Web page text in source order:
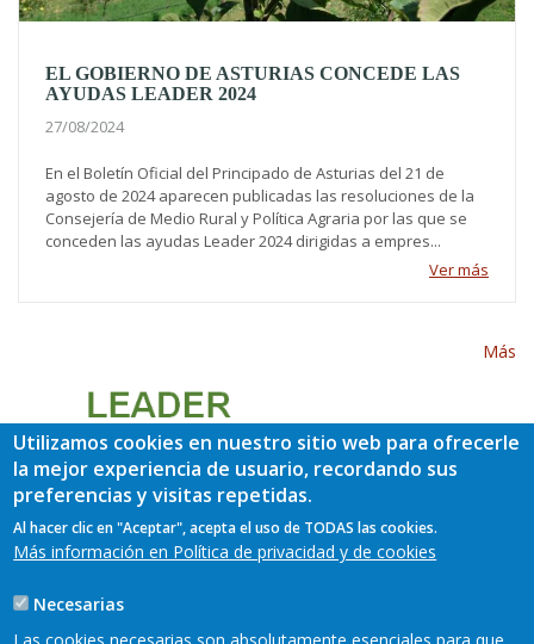
EL GOBIERNO DE ASTURIAS CONCEDE LAS
AYUDAS LEADER 2024
27/08/2024
En el Boletín Oficial del Principado de Asturias del 21 de
agosto de 2024 aparecen publicadas las resoluciones de la
Consejería de Medio Rural y Política Agraria por las que se
conceden las ayudas Leader 2024 dirigidas a empres...
Ver más
Más
Utilizamos cookies en nuestro sitio web para ofrecerle
la mejor experiencia de usuario, recordando sus
preferencias y visitas repetidas.
Al hacer clic en "Aceptar", acepta el uso de TODAS las cookies.
Más información en Política de privacidad y de cookies
Necesarias